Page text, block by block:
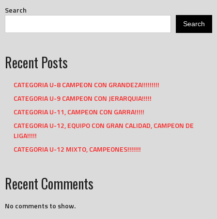
Search
Search
Recent Posts
CATEGORIA U-8 CAMPEON CON GRANDEZA!!!!!!!!!
CATEGORIA U-9 CAMPEON CON JERARQUIA!!!!!
CATEGORIA U-11, CAMPEON CON GARRA!!!!!
CATEGORIA U-12, EQUIPO CON GRAN CALIDAD, CAMPEON DE
LIGA!!!!!
CATEGORIA U-12 MIXTO, CAMPEONES!!!!!!!
Recent Comments
No comments to show.